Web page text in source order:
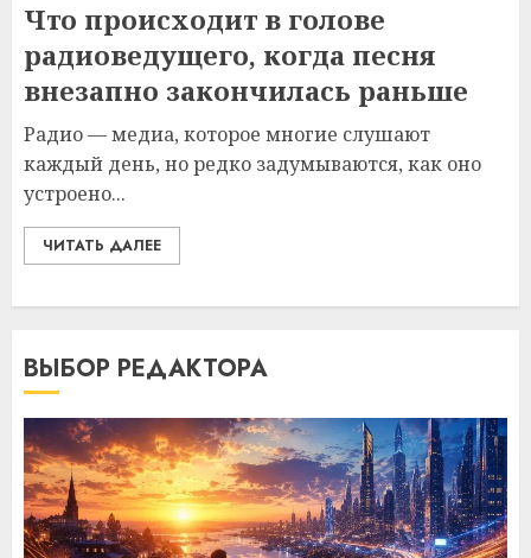
Что происходит в голове
радиоведущего, когда песня
внезапно закончилась раньше
Радио — медиа, которое многие слушают
каждый день, но редко задумываются, как оно
устроено...
ЧИТАТЬ ДАЛЕЕ
ВЫБОР РЕДАКТОРА